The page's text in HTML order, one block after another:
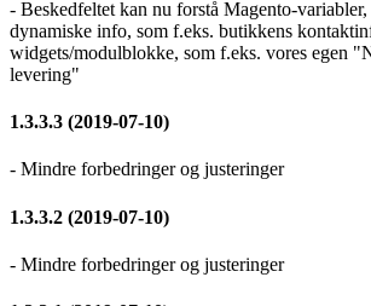
- Beskedfeltet kan nu forstå Magento-variabler,
dynamiske info, som f.eks. butikkens
widgets/modulblokke, som f.eks. vores egen
levering"
1.3.3.3 (2019-07-10)
- Mindre forbedringer og justeringer
1.3.3.2 (2019-07-10)
- Mindre forbedringer og justeringer